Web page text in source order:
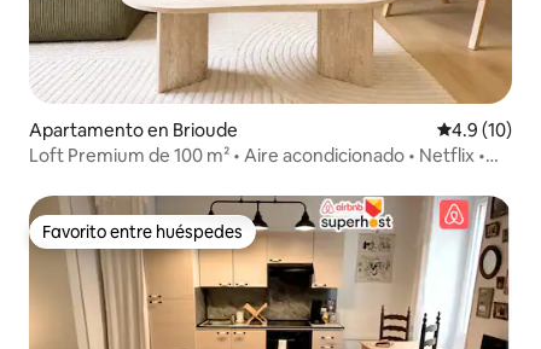
Apartamento en Brioude Calificación
4.9 (10)
Loft Premium de 100 m² • Aire acondicionado • Netflix •
Favorito entre huéspedes
Favorito entre huéspedes